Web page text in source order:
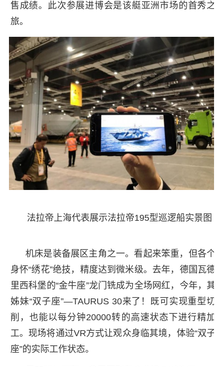
售成绩。此次参展进博会是该艇亚洲市场的首秀之
旅。
法拉帝上海代表展示法拉帝195型巡逻船实景图
机床是装备展区主角之一。看起来笨重，但各个
身怀“绣花”绝技，精度达到微米级。去年，德国瓦德
里西科堡的“金牛座”龙门铣成为全场网红，今年，其
姊妹“双子座”—TAURUS 30来了！既可实现重型切
削，也能以每分钟20000转的高速状态下进行精加
工。现场将通过VR方式让观众身临其境，体验“双子
座”的实际工作状态。